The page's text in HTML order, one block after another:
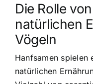
Die Rolle
natürlichen
Vögeln
Hanfsamen spielen
natürlichen